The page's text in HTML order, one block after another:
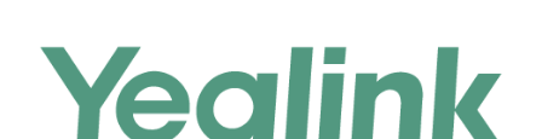
contenido